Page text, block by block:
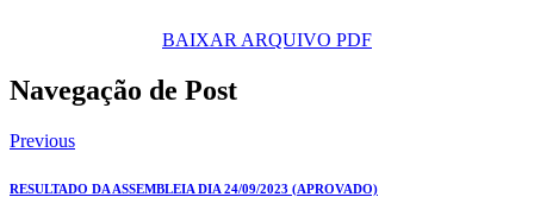
BAIXAR ARQUIVO PDF
Navegação de Post
Previous
RESULTADO DA ASSEMBLEIA DIA 24/09/2023 (APROVADO)